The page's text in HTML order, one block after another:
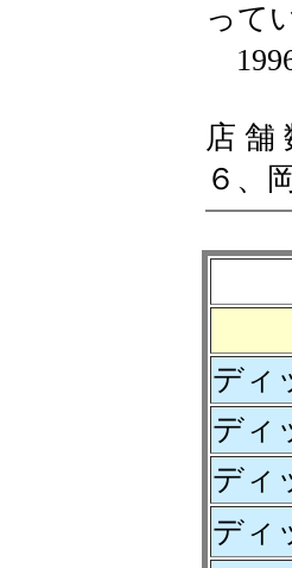
って
店 舗
６、
ディ
ディ
ディ
ディ